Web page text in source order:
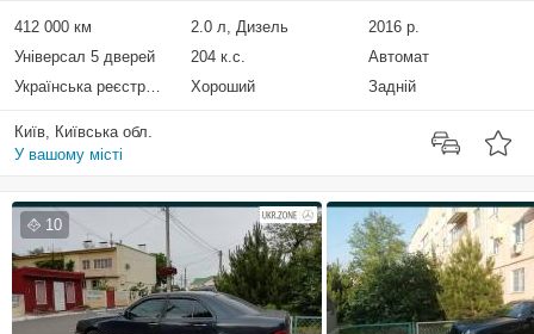
412 000 км 2.0 л, Дизель
2016 р.
Універсал 5 дверей
204 к.с.
Автомат
Українська реєстрація
Хороший Задній
Київ, Київська обл.
У вашому місті
10